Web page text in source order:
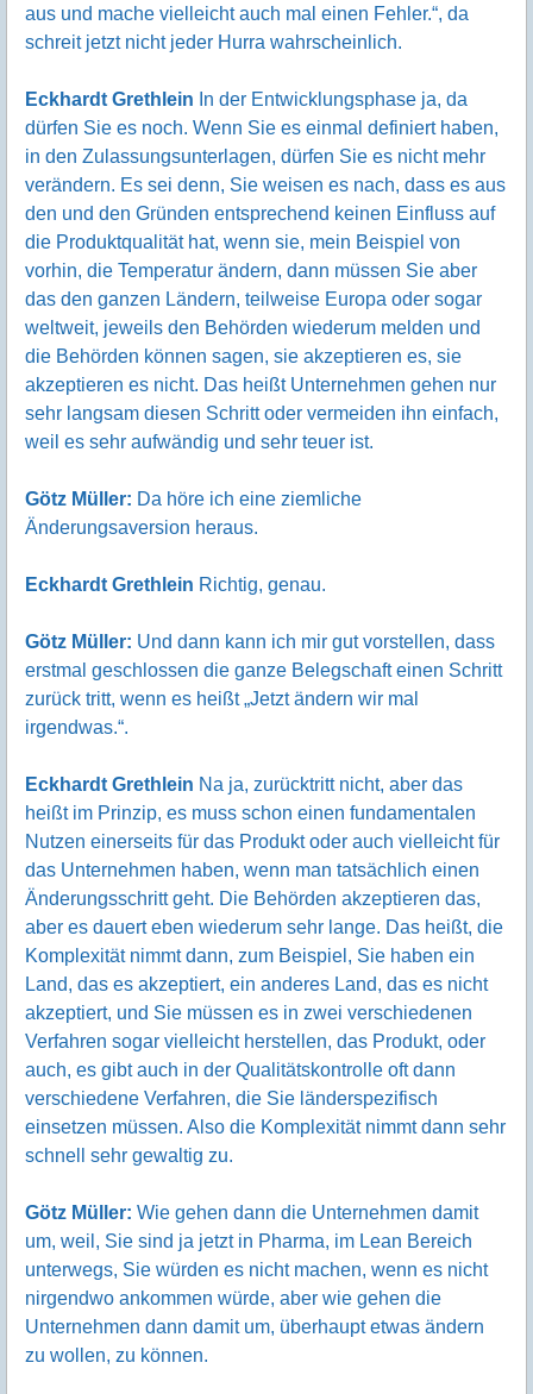
aus und mache vielleicht auch mal einen Fehler.“, da
schreit jetzt nicht jeder Hurra wahrscheinlich.
Eckhardt Grethlein In der Entwicklungsphase ja, da
dürfen Sie es noch. Wenn Sie es einmal definiert haben,
in den Zulassungsunterlagen, dürfen Sie es nicht mehr
verändern. Es sei denn, Sie weisen es nach, dass es aus
den und den Gründen entsprechend keinen Einfluss auf
die Produktqualität hat, wenn sie, mein Beispiel von
vorhin, die Temperatur ändern, dann müssen Sie aber
das den ganzen Ländern, teilweise Europa oder sogar
weltweit, jeweils den Behörden wiederum melden und
die Behörden können sagen, sie akzeptieren es, sie
akzeptieren es nicht. Das heißt Unternehmen gehen nur
sehr langsam diesen Schritt oder vermeiden ihn einfach,
weil es sehr aufwändig und sehr teuer ist.
Götz Müller: Da höre ich eine ziemliche
Änderungsaversion heraus.
Eckhardt Grethlein Richtig, genau.
Götz Müller: Und dann kann ich mir gut vorstellen, dass
erstmal geschlossen die ganze Belegschaft einen Schritt
zurück tritt, wenn es heißt „Jetzt ändern wir mal
irgendwas.“.
Eckhardt Grethlein Na ja, zurücktritt nicht, aber das
heißt im Prinzip, es muss schon einen fundamentalen
Nutzen einerseits für das Produkt oder auch vielleicht für
das Unternehmen haben, wenn man tatsächlich einen
Änderungsschritt geht. Die Behörden akzeptieren das,
aber es dauert eben wiederum sehr lange. Das heißt, die
Komplexität nimmt dann, zum Beispiel, Sie haben ein
Land, das es akzeptiert, ein anderes Land, das es nicht
akzeptiert, und Sie müssen es in zwei verschiedenen
Verfahren sogar vielleicht herstellen, das Produkt, oder
auch, es gibt auch in der Qualitätskontrolle oft dann
verschiedene Verfahren, die Sie länderspezifisch
einsetzen müssen. Also die Komplexität nimmt dann sehr
schnell sehr gewaltig zu.
Götz Müller: Wie gehen dann die Unternehmen damit
um, weil, Sie sind ja jetzt in Pharma, im Lean Bereich
unterwegs, Sie würden es nicht machen, wenn es nicht
nirgendwo ankommen würde, aber wie gehen die
Unternehmen dann damit um, überhaupt etwas ändern
zu wollen, zu können.